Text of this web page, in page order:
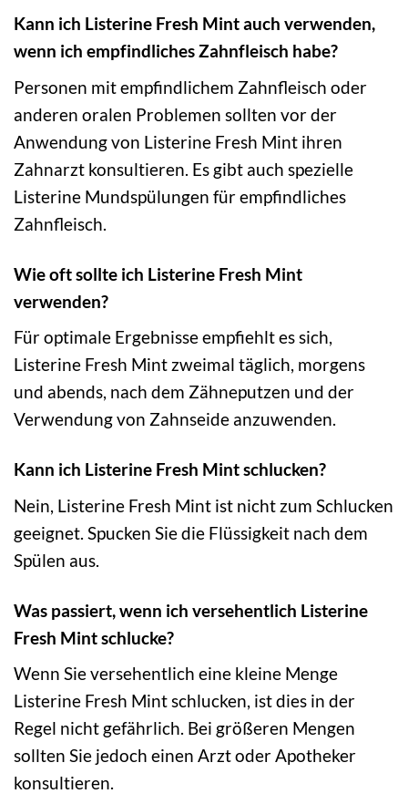
Kann ich Listerine Fresh Mint auch verwenden,
wenn ich empfindliches Zahnfleisch habe?
Personen mit empfindlichem Zahnfleisch oder
anderen oralen Problemen sollten vor der
Anwendung von Listerine Fresh Mint ihren
Zahnarzt konsultieren. Es gibt auch spezielle
Listerine Mundspülungen für empfindliches
Zahnfleisch.
Wie oft sollte ich Listerine Fresh Mint
verwenden?
Für optimale Ergebnisse empfiehlt es sich,
Listerine Fresh Mint zweimal täglich, morgens
und abends, nach dem Zähneputzen und der
Verwendung von Zahnseide anzuwenden.
Kann ich Listerine Fresh Mint schlucken?
Nein, Listerine Fresh Mint ist nicht zum Schlucken
geeignet. Spucken Sie die Flüssigkeit nach dem
Spülen aus.
Was passiert, wenn ich versehentlich Listerine
Fresh Mint schlucke?
Wenn Sie versehentlich eine kleine Menge
Listerine Fresh Mint schlucken, ist dies in der
Regel nicht gefährlich. Bei größeren Mengen
sollten Sie jedoch einen Arzt oder Apotheker
konsultieren.